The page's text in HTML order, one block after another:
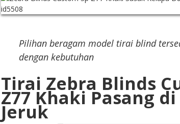
Pilihan beragam model tirai blind
dengan kebutuhan
Tirai Zebra Blinds
Z77 Khaki Pasang
Jeruk